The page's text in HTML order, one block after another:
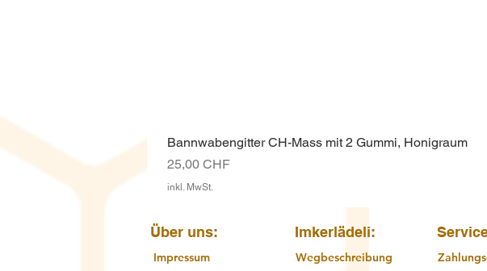
Bannwabengitter CH-Mass mit 2 Gummi, Honigraum
Preis
25,00 CHF
inkl. MwSt.
Über uns:
Impressum
Imkerlädeli:
Wegbeschreibung